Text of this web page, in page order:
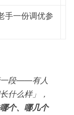
手一份调优参
一段——有人
什么样」，
个、哪几个